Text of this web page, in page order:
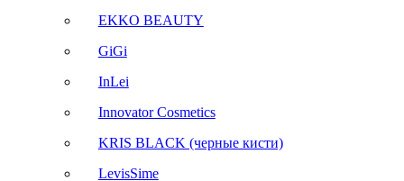
EKKO BEAUTY
GiGi
InLei
Innovator Cosmetics
KRIS BLACK (черные кисти)
LevisSime